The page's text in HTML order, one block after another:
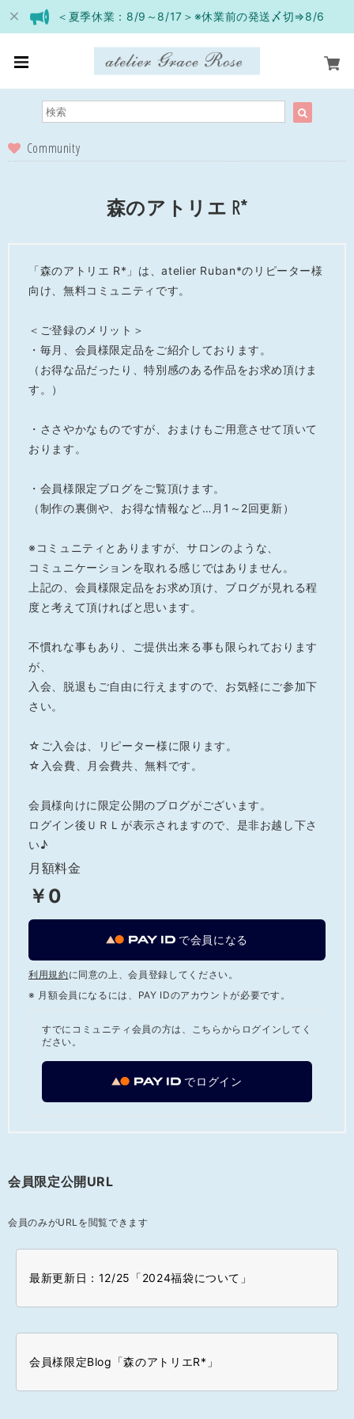
＜夏季休業：8/9～8/17＞※休業前の発送〆切⇒8/6
Community
森のアトリエ R*
「森のアトリエ R*」は、atelier Ruban*のリピーター様
向け、無料コミュニティです。
＜ご登録のメリット＞
・毎月、会員様限定品をご紹介しております。
（お得な品だったり、特別感のある作品をお求め頂けま
す。）
・ささやかなものですが、おまけもご用意させて頂いて
おります。
・会員様限定ブログをご覧頂けます。
（制作の裏側や、お得な情報など…月1～2回更新）
※コミュニティとありますが、サロンのような、
コミュニケーションを取れる感じではありません。
上記の、会員様限定品をお求め頂け、ブログが見れる程
度と考えて頂ければと思います。
不慣れな事もあり、ご提供出来る事も限られております
が、
入会、脱退もご自由に行えますので、お気軽にご参加下
さい。
☆ご入会は、リピーター様に限ります。
☆入会費、月会費共、無料です。
会員様向けに限定公開のブログがございます。
ログイン後ＵＲＬが表示されますので、是非お越し下さ
い♪
月額料金
￥0
で会員になる
利用規約に同意の上、会員登録してください。
※ 月額会員になるには、PAY IDのアカウントが必要です。
すでにコミュニティ会員の方は、こちらからログインしてく
ださい。
でログイン
会員限定公開URL
会員のみがURLを閲覧できます
最新更新日：12/25「2024福袋について」
会員様限定Blog「森のアトリエR*」